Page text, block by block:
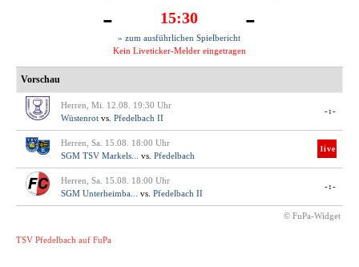
- 15:30 -
» zum ausführlichen Spielbericht
Kein Liveticker-Melder eingetragen
Vorschau
Herren, Mi. 12.08. 19:30 Uhr
Wüstenrot vs. Pfedelbach II
-:-
Herren, Sa. 15.08. 18:00 Uhr
SGM TSV Markels...
vs. Pfedelbach
live
Herren, Sa. 15.08. 18:00 Uhr
SGM Unterheimba...
vs. Pfedelbach II
-:-
© FuPa-Widget
TSV Pfedelbach auf FuPa